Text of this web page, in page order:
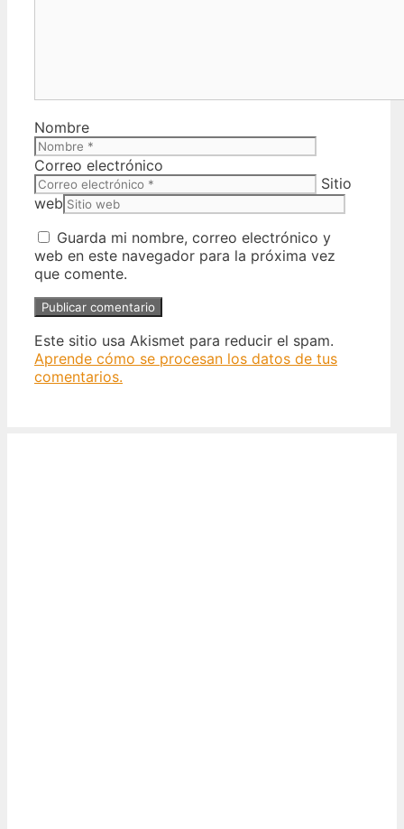
Nombre
Correo electrónico
Sitio
web
Guarda mi nombre, correo electrónico y
web en este navegador para la próxima vez
que comente.
Este sitio usa Akismet para reducir el spam.
Aprende cómo se procesan los datos de tus
comentarios.